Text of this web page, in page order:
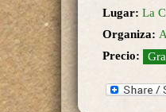
Lugar: La
Organiza:
Precio: